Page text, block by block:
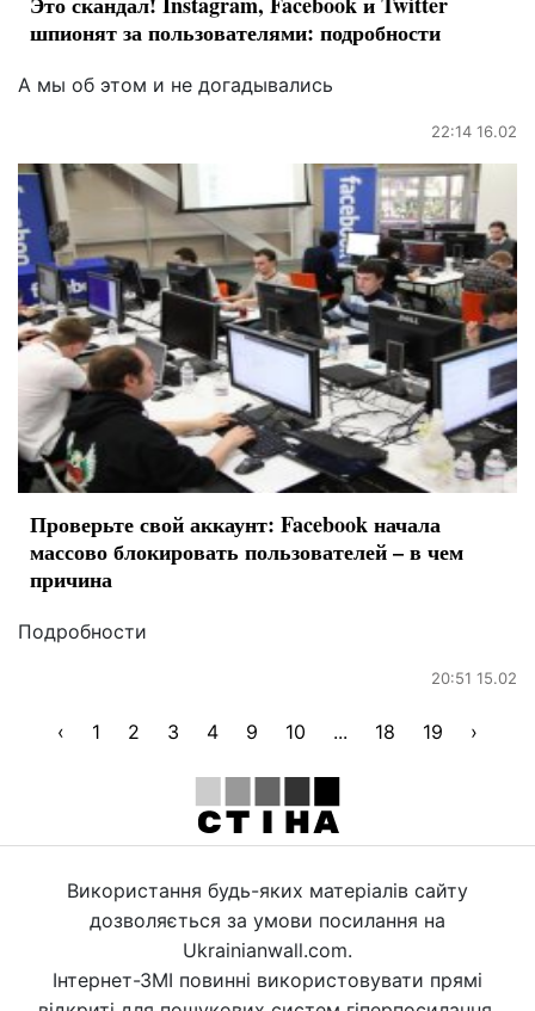
шпионят за пользователями: подробности
А мы об этом и не догадывались
22:14 16.02
Проверьте свой аккаунт: Facebook начала
массово блокировать пользователей – в чем
причина
Подробности
20:51 15.02
‹ 1 2 3 4 9 10 ... 18 19 ›
Використання будь-яких матеріалів сайту
дозволяється за умови посилання на
Ukrainianwall.com.
Інтернет-ЗМІ повинні використовувати прямі